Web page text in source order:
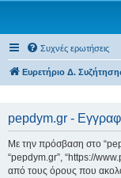
Συχνές ερωτήσεις
Ευρετήριο Δ.
pepdym.gr -
Με την πρόσβαση στο
“pepdym.gr”, “https://
από τους όρους που